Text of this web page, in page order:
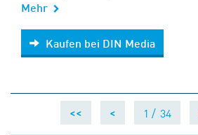
Mehr
Kaufen bei DIN Media
Kaufen bei DIN Media
<< < 1 / 34